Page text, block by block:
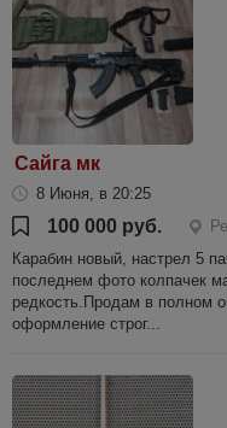
Сайга мк
8 Июня, в 20:25
100 000 руб.
Карабин новый, настрел 5
последнем фото колпачек
редкость.Продам в полном
оформление строг...